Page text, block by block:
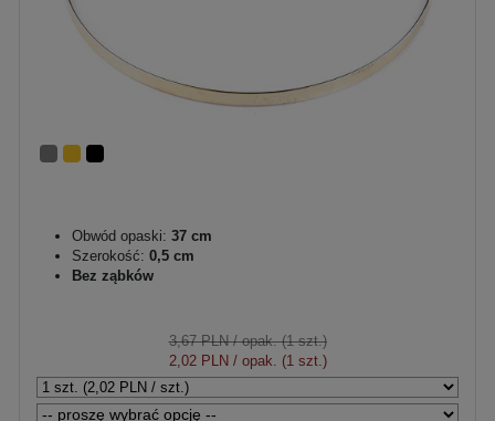
Obwód opaski: 37 cm
Szerokość: 0,5 cm
Bez ząbków
3,67 PLN/ opak. (1 szt.)
2,02 PLN/ opak. (1 szt.)